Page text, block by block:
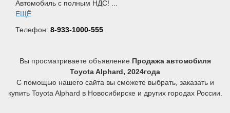
Автомобиль с полным НДС! ...
ЕЩЁ
Телефон: 8-933-1000-555
Вы просматриваете объявление Продажа автомобиля
Toyota Alphard, 2024года
С помощью нашего сайта вы сможете выбрать, заказать и
купить Toyota Alphard в Новосибирске и других городах России.